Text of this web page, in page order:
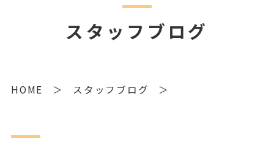
スタッフブログ
HOME スタッフブログ